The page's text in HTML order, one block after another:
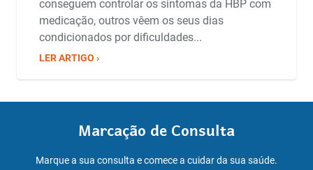
conseguem controlar os sintomas da HBP com
medicação, outros vêem os seus dias
condicionados por dificuldades...
LER ARTIGO ›
Marcação de Consulta
Marque a sua consulta e comece a cuidar da sua saúde.